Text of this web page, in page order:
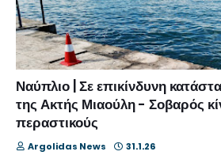
Ναύπλιο | Σε επικίνδυνη
της Ακτής Μιαούλη - Σοβαρός
περαστικούς
Argolidas News 31.1.26